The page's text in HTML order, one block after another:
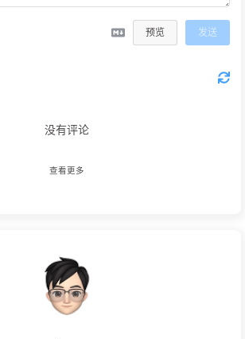
预览 发送
没有评论
查看更多